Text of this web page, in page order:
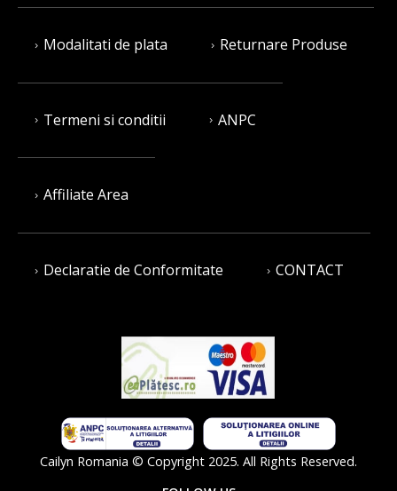
Modalitati de plata Returnare Produse
Termeni si conditii ANPC
Affiliate Area
Declaratie de Conformitate CONTACT
Cailyn Romania © Copyright 2025. All Rights Reserved.